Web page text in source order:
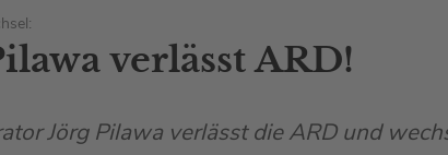
verlässt ARD!
Jörg Pilawa verlässt die ARD und